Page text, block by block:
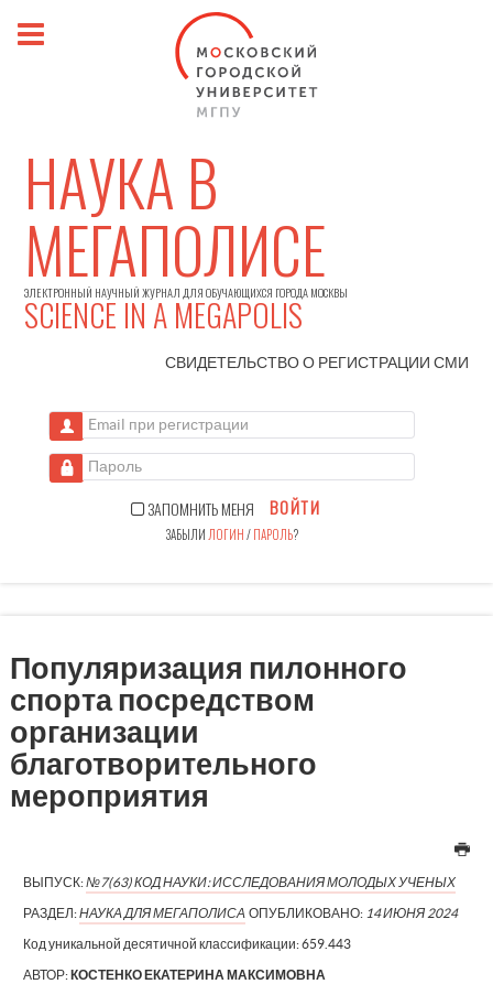
НАУКА В
МЕГАПОЛИСЕ
ЭЛЕКТРОННЫЙ НАУЧНЫЙ ЖУРНАЛ ДЛЯ ОБУЧАЮЩИХСЯ ГОРОДА МОСКВЫ
SCIENCE IN A MEGAPOLIS
СВИДЕТЕЛЬСТВО О РЕГИСТРАЦИИСМИ
Email при регистрации
Пароль
ЗАПОМНИТЬ МЕНЯ ВОЙТИ
ЗАБЫЛИ ЛОГИН/ПАРОЛЬ?
Популяризация пилонного
спорта посредством
организации
благотворительного
мероприятия
ВЫПУСК:№7(63) КОД НАУКИ: ИССЛЕДОВАНИЯ МОЛОДЫХ УЧЕНЫХ
РАЗДЕЛ:НАУКА ДЛЯ МЕГАПОЛИСА ОПУБЛИКОВАНО: 14 ИЮНЯ 2024
Код уникальной десятичной классификации:659.443
АВТОР:КОСТЕНКО ЕКАТЕРИНА МАКСИМОВНА